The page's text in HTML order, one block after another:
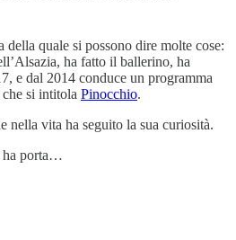
della quale si possono dire molte cose:
ha fatto il ballerino, ha
e dal 2014 conduce un programma
si intitola Pinocchio.
nella vita ha seguito la sua curiosità.
ha porta…